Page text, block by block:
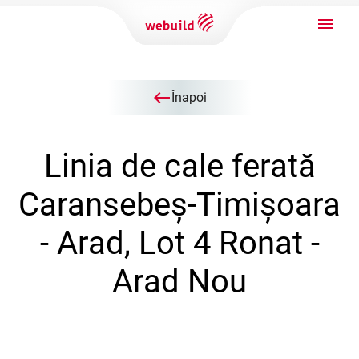
westÎnapoi
Linia de cale ferată
Caransebeș-Timișoara
- Arad, Lot 4 Ronat -
Arad Nou